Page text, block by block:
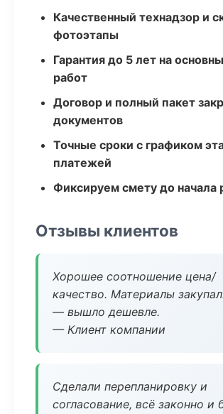
Качественный технадзор и
фотоэтапы
Гарантия до 5 лет на
работ
Договор и полный пакет
документов
Точные сроки с графиком
платежей
Фиксируем смету до начала
Отзывы клиентов
Хорошее соотношение цена/
качество. Материалы
— вышло дешевле.
— Клиент компании
Сделали перепланировку и
согласование, всё законно и